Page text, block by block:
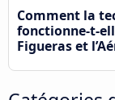
Comment la
fonctionne-t-
Figueras et